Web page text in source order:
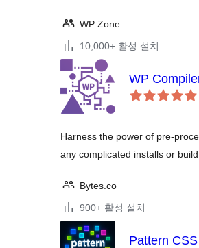
WP Zone
10,000+ 활성 설치
WP
Harness the power of pre-
any complicated installs or build
Bytes.co
900+ 활성 설치
Pattern